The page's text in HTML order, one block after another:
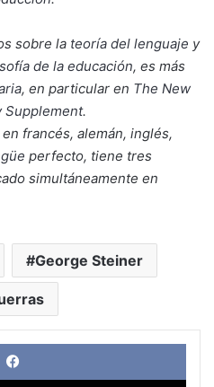
sobre la teoría del lenguaje y
de la educación, es más
, en particular en The New
Supplement.
francés, alemán, inglés,
perfecto, tiene tres
simultáneamente en
George Steiner
X